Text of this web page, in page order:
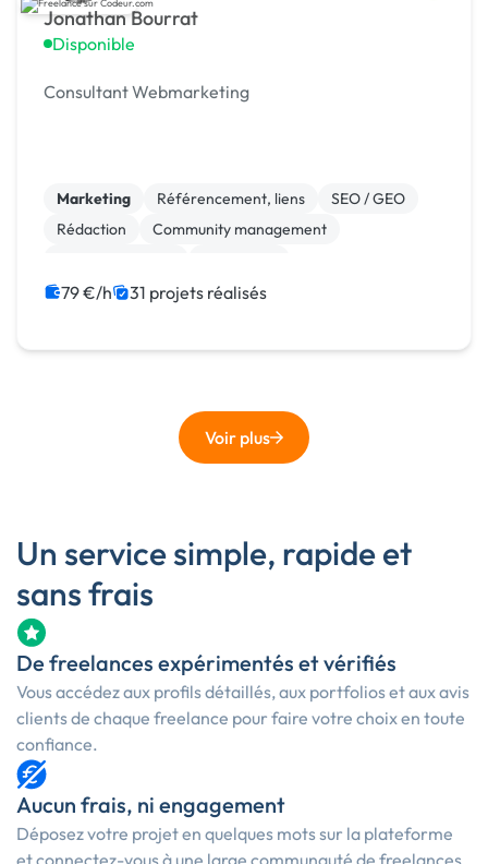
Jonathan Bourrat
Disponible
Consultant Webmarketing
Marketing Référencement, liens
SEO / GEO
Rédaction
Community management
Audio, Video, Multimedia
Photo
79 €/h 31 projets réalisés
Voir plus
Un service simple, rapide et
sans frais
De freelances expérimentés et vérifiés
Vous accédez aux profils détaillés, aux portfolios et aux avis
clients de chaque freelance pour faire votre choix en toute
confiance.
Aucun frais, ni engagement
Déposez votre projet en quelques mots sur la plateforme